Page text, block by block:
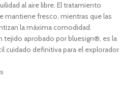
al aire libre. El tratamiento
fresco, mientras que las
la máxima comodidad.
aprobado por bluesign®, es la
cuidado definitiva para el explorador